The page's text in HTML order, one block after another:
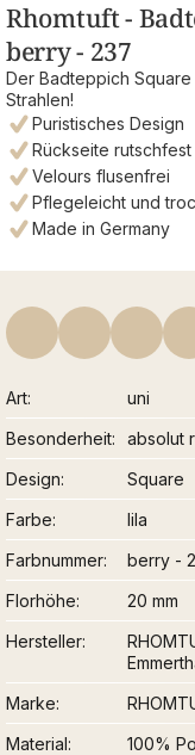
Rhomtuft -
berry - 237
Der Badteppich
Strahlen!
Puristisches Design
Rückseite
Velours flusenfrei
Pflegeleicht und
Made in Germany
Art
uni
Besonderheit
absolut
Design
Square
Farbe
lila
Farbnummer
berry -
Florhöhe
20 mm
Hersteller
Marke
Material
100%